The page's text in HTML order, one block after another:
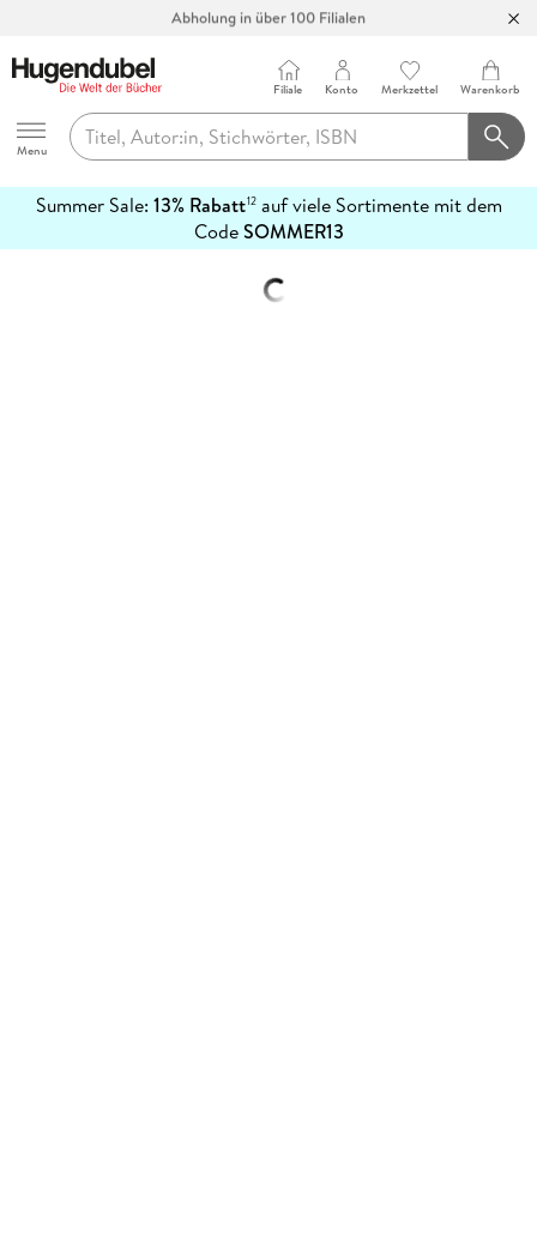
Abholung in über 100 Filialen
Hugendubel
Menu
Filiale Konto Merkzettel Warenkorb
Summer Sale: 13% Rabatt12auf viele Sortimente mit dem
CodeSOMMER13
erfahren